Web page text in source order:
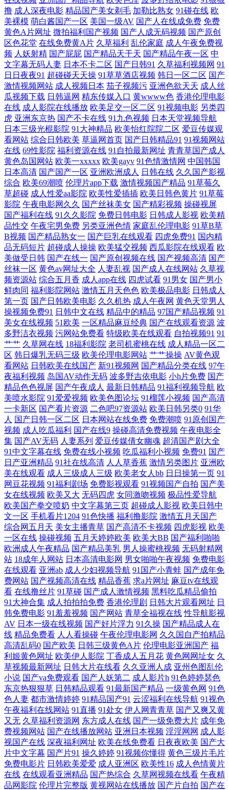
区二区片 午夜剧场尤物性爱 国产精品久久超碰 先锋av黄色电影 92午夜福
利合集 久久精品视频1 91次园 国产稀缺精品盗摄盗拍 91免费观看网页版
欧美91 91乱子伦国产网站 精品日韩成人 先锋影音少女资源 亚洲成人小说
网站 91V小视频 最新影音先锋av网站 91人人操人人妻 91蜜桃吴梦梦 91看
片免费 91导航福利视频 91po在线观看 91白虎国产 伊人AV影视 亚州色视
频 91国在线 日韩综合欧美 东方av网址 91国产小视频 国产成人久久精品
婷婷综合伊然 东方va青青在线 色鬼综合网 av东方天堂 人人爽人人妻69 91
剧场 青青草极品 91人人超碰在线 九一传媒mv 91国产在线免费观看视频
欧美性爱日本 91少妇啪啪婷婷超碰 欧美人兽乱交 91黑丝自慰 激情肏屄网
91福利专区 久久国产热伊人久久 91超碰综合 久久手机午夜福利视频 91乱
子伦国产伦 中日韩黄色五级片 黑丝内射在线免费观看 亚州成人小说网 亚
洲网黄 亚洲福利AV 五月天伊人影院 丝袜人妻一二区 香蕉伊人9 午夜福利
国产视频一区 午夜伦伦剧场 91在线观看玖玖 91色伦理 老司机福利微拍 91
视频在线观看18 午夜社区精品视频 大香蕉伊人色色 亚洲欧美日韩国产成
人 男人手机ab天堂 91成人色网 韩国伦理片av 尤物肏屄com 韩国伦理片 91
视频在线网站 精品99久久 91成人小视频 国产黑丝极品91视频 伊人久久网
站上 五月开心激情网 第一福利在线导航 少妇一线天 97性交 先锋影音自拍
国产高潮国产高潮久久 91VA久久 久久精品一级毛 91黄色废料在线观看 欧
美欧美曰 91熊猫成人 欧美视屏1区 日韩亚洲Αν天堂 俺去也色 熟女一区二
区 大香蕉99 五月天婷婷全黄网站 www黑丝com 五月婷婷色网 WWW777
殴美性爱 日韩性爱综合楼 91深夜福利在线导航 久久一三一 91黄色黑丝动
漫 国产十一区 婷婷五月深深爱 欧美一二区啪啪 超碰成人在线真实国产 亚
洲天堂久久色 国产精品自产拍在线观 91传美 内射黑丝女神 91视频免费播
放 欧美色图日韩 91资源站 日韩国产精品成人 www91变态视频 五月婷最
新网址 国产精品久久99 91传媒影视 久久尤物天堂 91偷拍福利 日韩免费成
人网 变态另类萝莉日韩电影 国产久久免费视频免费 91试香蕉视频 探花视
频网址 豆花精品视频 影音先锋AV亚洲资源 狼友成人网站 91偷自网 日韩
无码视频网 国产精品一区久久 91官网网页版 蜜臀官网 91夜色 91网站在线
观看呢 91精选在线观看 91网站成人 91看片婬黄大片软件 亚洲一二区人妻
伊人天堂网香焦网 性爱大香蕉伊人 三级网站 99精品性爱视频 AY视频资
源在线 波多野吉衣家庭教师 福利社免费体验黄 老司机福利久久视频 精品
撸 成人深夜电影 精品国产美女剃毛 加勒比熟女 91碰在线 欧
美裸模 萌白酱国产一区 美国一级AV 国产人在线成免费 免费
黄色A片网址 微拍福利国产视频 国产人成无码视频 国产原创
区色花堂 在线免费黄A片 久草福利 乱伦家庭 成人午夜免费视
频 人妖射精 国产屁屁 国产精品天干天 国产精品午夜一区 中
文字幕无码人妻 日本不卡二区 国产日韩91 久草福利视频网 91
日日夜夜91 超碰碰天天操 91草草酒店视频 韩日一区二区 国产
激情视频网站 成人视频日本 茄子视频污 亚洲色欲天天 成人丝
瓜视频下载 日韩逼网 精东传媒入口 黄wwww色 香港伦理电影
在线 成人影院在线播放 欧美足交一区二区 91视频电影 另类四
虎 亚洲东京热 国产不卡在线 91九色视频 日本天堂视频导航
日本三级光棍影院 91大神精品 欧美怡红院院二区 爱豆传媒观
看网站 综合日韩欧美 草逼网首页 国产日韩精品91 91视频网站
在线 69性影院 福利资源在线 91自拍最新网址 青青草国产成人
黄色岛国网站 欧美一xxxxx 欧美gayv 91色情激情网 中国韩国
日本高清 国产国产一区 亚洲欧洲成人 日韩在线 久久国产影视
综合 欧美69潮喷 伦理片app下载 激情视频国产精品 91草莓久
草超碰 成人性爱aa影院 欧美性爱插插 欧美日韩色黄片 91草莓
影院 午夜电影网久久 国产丝袜美女 国产精彩视频 操碰视屏
国产福利在线 91久久影院 免费日韩电影 日韩成人影视 欧美精
品性交 午夜宅男免费 另类亚洲色情 家庭乱伦理电影 91草B草
B视频 国产精品熟女一 国产巨乳在线观看 四虎免费91 国内精
品无码短片 超碰成人操操 欧美猛交视频 西瓜影院在线观看 欧
美做受日韩 国产在线一 国产原创视频在线 国产视频高清 国产
丝袜一区 黄色av网址大全 人妻乱视 国产成人在线网站 久草视
频资源站 综合五月香 成人app在线 四虎试看 91男女 国产男小
鲜肉同 福利影院网站 激情五月天色色 欧美极品电影 日韩成人
第一页 国产日韩欧美电影 久久机热 成人午夜网 黄色天堂男人
操视频免费91 日韩中文在线 精品中的精品 97国产精品视频 91
美女在线视频 51欧美 一区精品麻豆经典 国产在线观看资源 波
多野洁衣视频 污网站免费看 特级欧美在线观看 自拍视频91 91
艹艹 久草网在线 18福利影院 老司机蜜桃在线 成人精品一区二
区 韩日爆乳无码三级 欧美伦理电影网站 艹艹操操 AV黄色观
看网站 日韩欧美在线国产 新91视频网 国产精品分类在线 97午
夜福利视频 岛国AV动作无码 波多野吉依电影 小h片免费 国产
精品色色视屏 国产午夜成人 最新日韩精品 91福利视频导航 欧
美喷水影院 91爱爱视频 欧美色图论坛 91榴莲小视频 国产高清
一卡新区 国产看片资源 二色吧97资源站 欧美日韩另类0 91华
人 国产日韩一区二区 日本网站在线免费 免费潮喷 91原创国产
视频 成人吃瓜福利 国产在线9 操碰高清免费视频 午夜电影全
集 国产AV无码 人妻系列 爱豆传媒倩女幽魂 超清国产剧大全
91中文字幕在线 免费在线小视频 吃瓜福利小视频 免费91 国产
日产亚洲精品 91社在线高清 人人草香蕉 激情另类图片 亚洲欧
美在线观看 成人三级成人三级 欧美老女人bb 日日操第一页 91
网豆花视频 91福利剧场 免费影视观看 91视频国产自拍 国产美
女在线视频 欧美又大 无码四虎 女同激吻视频 极品性爱导航
欧美国产拳交喷奶 中文字幕第三页 超碰成人影视 欧美日韩中
文一区 手机看片1204 91色快播 福利撸影院 激情五月天国产
综合网五月天 美女主播青草 国产高清不卡视频 四虎影视 欧美
一区在线 操碰视频 五月天婷婷欧美 欧美大BB 国产福利啪啪
欧洲成人午夜精品 国产精品美乳 男人操蜜桃视频 无码射精网
站 18成年人网站 日本高清电影网 男女啪啪午夜视频 免费电影
在线观看 亚洲ab 成人少妇视频导航 91国产小青蛙 国产成年免
费网站 国产视频高清在线 精品香蕉 求a片网址 麻豆tv在线观
看 在线撸丝片 91草碰 国产成人激情视频 黑料吃瓜精品偷拍
91大神合集 成人拍拍拍免费 香港伦理剧 日韩大片观看网址 日
韩免费电影 91羞羞视频 国产网站 青草全福视在线 性导航影视
AV 日本一级在线视频 国产好片浮力 91久操 国产精品成人在
线 精品免费看 人人看操碰 午夜伦理电影网 久久国自产拍精品
高清乱码0 国产欧美 日韩三级黄色A片 伦理电影亚洲国产 福
利姬黄色网址 欧美伊人影院 丁香成人五月花 黄色网网址女 久
草视频最新网址 日韩大片在线看 久久亚洲人成 亚州色图乱伦
小说 国产va免费观看 国产人妖第二 成人影片h 91色婷婷瑟色
东京热狠狠草 日韩精品观看 91最新国产精品 一级黄色网 91色
色人妻 都市激情婷婷 91精品国产91 云涩福利在线导航 91视色
午夜福利在线网站 91直播 91处女 伊人网青青草 国产又爽又黄
又无 久草福利资源网 东方成人在线 国产一级免费大片 成年免
费视频网站 国产在线播放网站 亚洲日本视频 淫淫网网 成人影
视国产在线 深夜福利网址 欧美在线免费看 日夜夜欧美 国产大
片中文字幕 国产片91 操久婷婷 91视频你懂得 黄色三级片毛片
免费电影片 日韩欧美爱爱 成人亚洲区 欧美性16 成人色情黄片
在线 在线观看亚洲精品 国产热综合 久草网视频在线看 午夜精
品网影院 伦理片完整版 黄视网站在线播放 国产片自拍 国产在